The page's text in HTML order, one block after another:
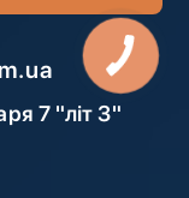
7 "літ З"